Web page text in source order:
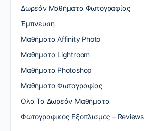
Δωρεάν Μαθήματα Φωτογραφίας
Έμπνευση
Μαθήματα Affinity Photo
Μαθήματα Lightroom
Μαθήματα Photoshop
Μαθήματα Φωτογραφίας
Ολα Τα Δωρεάν Μαθήματα
Φωτογραφικός Εξοπλισμός – Reviews